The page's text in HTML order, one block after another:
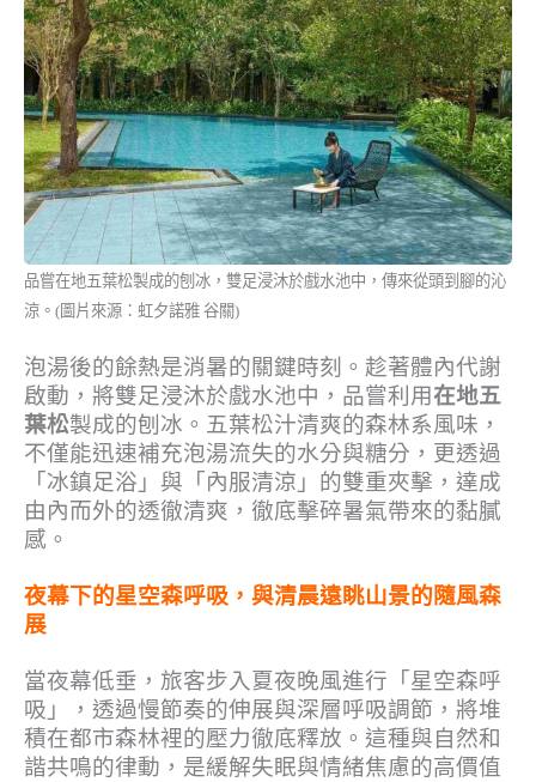
品嘗在地五葉松製成的刨冰，雙足浸沐於戲水池中，傳來從頭到腳的沁
涼。(圖片來源：虹夕諾雅 谷關)
泡湯後的餘熱是消暑的關鍵時刻。趁著體內代謝
啟動，將雙足浸沐於戲水池中，品嘗利用在地五
葉松製成的刨冰。五葉松汁清爽的森林系風味，
不僅能迅速補充泡湯流失的水分與糖分，更透過
「冰鎮足浴」與「內服清涼」的雙重夾擊，達成
由內而外的透徹清爽，徹底擊碎暑氣帶來的黏膩
感。
夜幕下的星空森呼吸，與清晨遠眺山景的隨風森
展
當夜幕低垂，旅客步入夏夜晚風進行「星空森呼
吸」，透過慢節奏的伸展與深層呼吸調節，將堆
積在都市森林裡的壓力徹底釋放。這種與自然和
諧共鳴的律動，是緩解失眠與情緒焦慮的高價值